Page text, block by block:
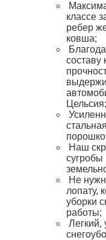
классе
ребер
ковша;
Цельсия;
Наш
сугробы
Не
лопату,
уборки
работы;
Легкий,